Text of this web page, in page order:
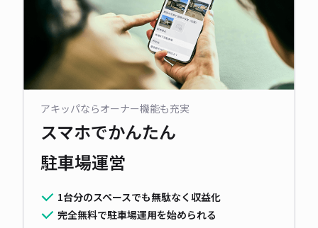
アキッパならオーナー機能も充実
スマホでかんたん
駐車場運営
1台分のスペースでも無駄なく収益化
完全無料で駐車場運用を始められる